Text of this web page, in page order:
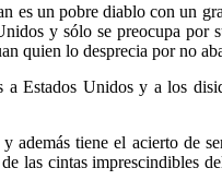
es un pobre diablo con un
y sólo se preocupa
quien lo desprecia por no
Estados Unidos y a los
además tiene el acierto de
las cintas imprescindibles